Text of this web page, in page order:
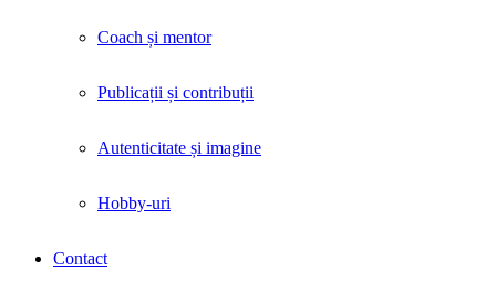
Coach și mentor
Publicații și contribuții
Autenticitate și imagine
Hobby-uri
Contact